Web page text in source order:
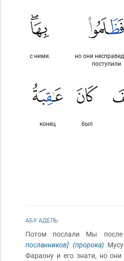
но они
поступили
с ними.
был
конец
АБУ АДЕЛЬ
Потом послали Мы
посланников] (пророка)
Фараону и его знати, но